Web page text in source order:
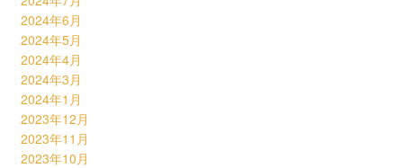
2024年6月
2024年5月
2024年4月
2024年3月
2024年1月
2023年12月
2023年11月
2023年10月